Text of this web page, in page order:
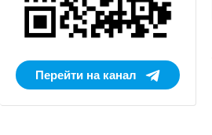
Перейти на канал